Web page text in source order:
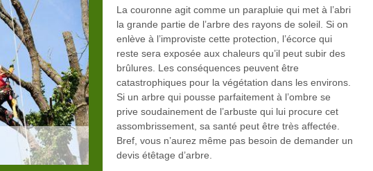
La couronne agit comme un parapluie qui met à l’abri
la grande partie de l’arbre des rayons de soleil. Si on
enlève à l’improviste cette protection, l’écorce qui
reste sera exposée aux chaleurs qu’il peut subir des
brûlures. Les conséquences peuvent être
catastrophiques pour la végétation dans les environs.
Si un arbre qui pousse parfaitement à l’ombre se
prive soudainement de l’arbuste qui lui procure cet
assombrissement, sa santé peut être très affectée.
Bref, vous n’aurez même pas besoin de demander un
devis étêtage d’arbre.